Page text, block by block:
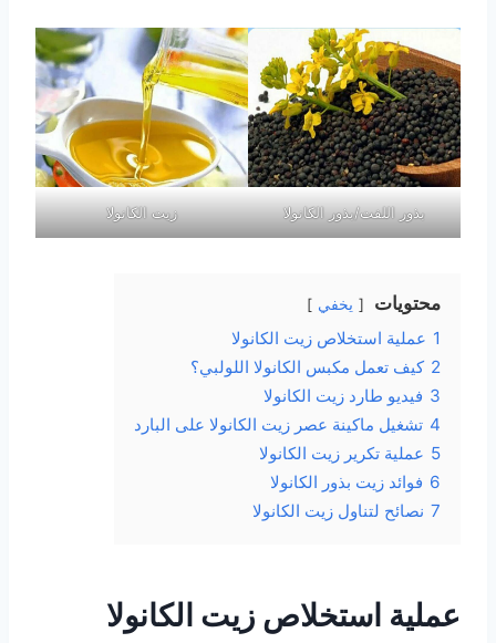
بذور اللفت/بذور الكانولا زيت الكانولا
محتويات يخفي
1 عملية استخلاص زيت الكانولا
2 كيف تعمل مكبس الكانولا اللولبي؟
3 فيديو طارد زيت الكانولا
4 تشغيل ماكينة عصر زيت الكانولا على البارد
5 عملية تكرير زيت الكانولا
6 فوائد زيت بذور الكانولا
7 نصائح لتناول زيت الكانولا
عملية استخلاص زيت الكانولا